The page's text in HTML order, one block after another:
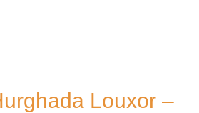
Louxor –